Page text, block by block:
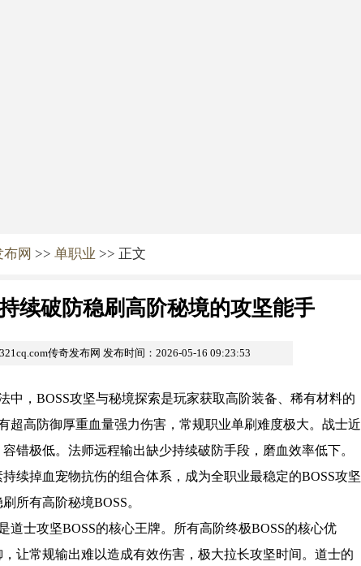
布网 >> 单职业 >> 正文
续破防稳刷高阶秘境的攻坚能手
传奇发布网 发布时间：2026-05-16 09:23:53
，BOSS攻坚与秘境探索是玩家获取高阶装备、稀有材料的
超高防御厚重血量强力伤害，常规职业单刷难度极大。战士近
错极低。法师远程输出缺少持续破防手段，磨血效率低下。
续掉血宠物抗伤的组合体系，成为全职业最稳定的BOSS攻坚
所有高阶秘境BOSS。
士攻坚BOSS的核心王牌。所有高阶终极BOSS的核心优
让常规输出难以造成有效伤害，极大拉长攻坚时间。道士的